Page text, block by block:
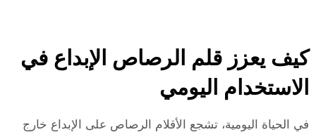
كيف يعزز قلم الرصاص الإبداع في
الاستخدام اليومي
في الحياة اليومية، تشجع الأقلام الرصاص على الإبداع خارج